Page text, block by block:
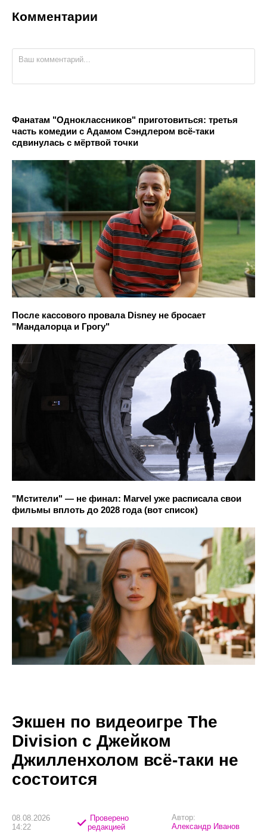
Комментарии
Фанатам "Одноклассников" приготовиться: третья
часть комедии с Адамом Сэндлером всё-таки
сдвинулась с мёртвой точки
После кассового провала Disney не бросает
"Мандалорца и Грогу"
"Мстители" — не финал: Marvel уже расписала свои
фильмы вплоть до 2028 года (вот список)
Экшен по видеоигре The
Division с Джейком
Джилленхолом всё-таки не
состоится
08.08.2026
14:22
Проверено
редакцией
Автор:
Александр Иванов